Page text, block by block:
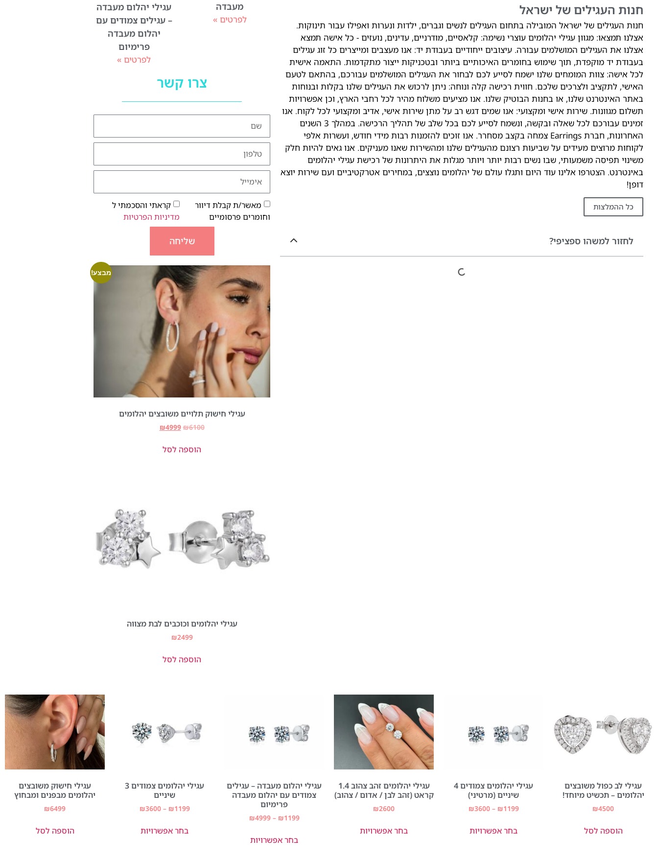
חנות העגילים של ישראל
חנות העגילים של ישראל המובילה בתחום העגילים לנשים וגברים, ילדות ונערות ואפילו עבור תינוקות.
אצלנו תמצאו: מגוון עגילי יהלומים עוצרי נשימה: קלאסיים, מודרניים, עדינים, נועזים - כל אישה תמצא
אצלנו את העגילים המושלמים עבורה. עיצובים ייחודיים בעבודת יד: אנו מעצבים ומייצרים כל זוג עגילים
בעבודת יד מוקפדת, תוך שימוש בחומרים האיכותיים ביותר ובטכניקות ייצור מתקדמות. התאמה אישית
לכל אישה: צוות המומחים שלנו ישמח לסייע לכם לבחור את העגילים המושלמים עבורכם, בהתאם לטעם
האישי, לתקציב ולצרכים שלכם. חווית רכישה קלה ונוחה: ניתן לרכוש את העגילים שלנו בקלות ובנוחות
באתר האינטרנט שלנו, או בחנות הבוטיק שלנו. אנו מציעים משלוח מהיר לכל רחבי הארץ, וכן אפשרויות
תשלום מגוונות. שירות אישי ומקצועי: אנו שמים דגש רב על מתן שירות אישי, אדיב ומקצועי לכל לקוח. אנו
זמינים עבורכם לכל שאלה ובקשה, ונשמח לסייע לכם בכל שלב של תהליך הרכישה. במהלך 3 השנים
האחרונות, חברת Earrings צמחה בקצב מסחרר. אנו זוכים להזמנות רבות מידי חודש, ועשרות אלפי
לקוחות מרוצים מעידים על שביעות רצונם מהעגילים שלנו ומהשירות שאנו מעניקים. אנו גאים להיות חלק
משינוי תפיסה משמעותי, שבו נשים רבות יותר ויותר מגלות את היתרונות של רכישת עגילי יהלומים
באינטרנט. הצטרפו אלינו עוד היום ותגלו עולם של יהלומים נוצצים, במחירים אטרקטיביים ועם שירות יוצא
דופן!
כל ההמלצות
לחזור למשהו ספציפי?
מעבדה
לפרטים »
עגילי יהלום מעבדה
– עגילים צמודים עם
יהלום מעבדה
פרימיום
לפרטים »
צרו קשר
מאשר/ת קבלת דיוור
וחומרים פרסומיים
קראתי והסכמתי ל
מדיניות הפרטיות
שליחה
מבצע!
עגילי חישוק תלויים משובצים יהלומים
₪6100
₪4999
הוספה לסל
עגילי יהלומים וכוכבים לבת מצווה
₪2499
הוספה לסל
עגילי לב כפול משובצים
יהלומים – תכשיט מיוחד!
₪4500
הוספה לסל
עגילי יהלומים צמודים 4
שיניים (מרטיני)
₪1199
–
₪3600
בחר אפשרויות
עגילי יהלומים זהב צהוב 1.4
קראט (זהב לבן / אדום / צהוב)
₪2600
בחר אפשרויות
עגילי יהלום מעבדה – עגילים
צמודים עם יהלום מעבדה
פרימיום
₪1199
–
₪4999
בחר אפשרויות
עגילי יהלומים צמודים 3
שיניים
₪1199
–
₪3600
בחר אפשרויות
עגילי חישוק משובצים
יהלומים מבפנים ומבחוץ
₪6499
הוספה לסל